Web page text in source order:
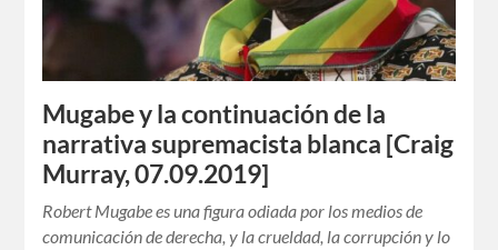
Mugabe y la continuación de la
narrativa supremacista blanca [Craig
Murray, 07.09.2019]
Robert Mugabe es una figura odiada por los medios de
comunicación de derecha, y la crueldad, la corrupción y lo